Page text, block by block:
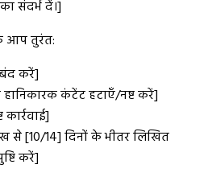
संदर्भ दें।]
आप तुरंत:
बंद करें]
कंटेंट हटाएँ/नष्ट करें]
से [10/14] दिनों के भीतर लिखित
करें]